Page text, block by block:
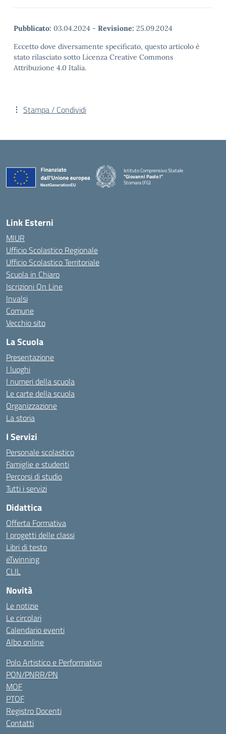
Pubblicato: 03.04.2024 - Revisione: 25.09.2024
Eccetto dove diversamente specificato, questo articolo è
stato rilasciato sotto Licenza Creative Commons
Attribuzione 4.0 Italia.
Stampa / Condividi
Istituto Comprensivo Statale
"Giovanni Paolo I"
Stornara (FG)
Link Esterni
MIUR
Ufficio Scolastico Regionale
Ufficio Scolastico Territoriale
Scuola in Chiaro
Iscrizioni On Line
Invalsi
Comune
Vecchio sito
La Scuola
Presentazione
I luoghi
I numeri della scuola
Le carte della scuola
Organizzazione
La storia
I Servizi
Personale scolastico
Famiglie e studenti
Percorsi di studio
Tutti i servizi
Didattica
Offerta Formativa
I progetti delle classi
Libri di testo
eTwinning
CLIL
Novità
Le notizie
Le circolari
Calendario eventi
Albo online
Polo Artistico e Performativo
PON/PNRR/PN
MOF
PTOF
Registro Docenti
Contatti